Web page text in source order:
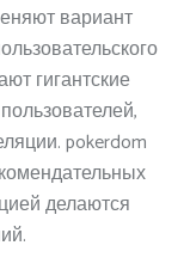
вариант
гигантские
pokerdom
делаются